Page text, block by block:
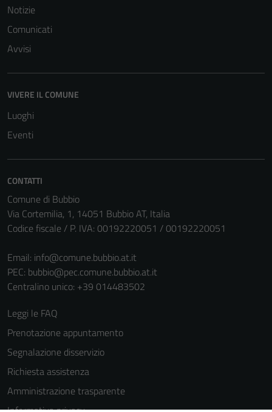
Notizie
Comunicati
Avvisi
VIVERE IL COMUNE
Luoghi
Eventi
CONTATTI
Comune di Bubbio
Via Cortemilia, 1, 14051 Bubbio AT, Italia
Codice fiscale / P. IVA: 00192220051 / 00192220051
Email: info@comune.bubbio.at.it
PEC: bubbio@pec.comune.bubbio.at.it
Centralino unico: +39 014483502
Leggi le FAQ
Prenotazione appuntamento
Segnalazione disservizio
Richiesta assistenza
Amministrazione trasparente
possono